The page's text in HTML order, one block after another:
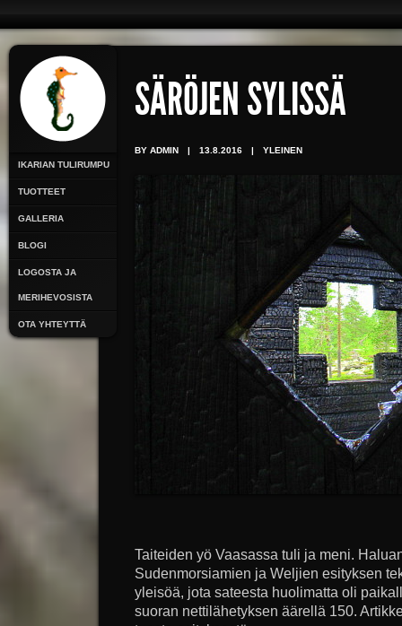
IKARIAN TULIRUMPU
TUOTTEET
GALLERIA
BLOGI
LOGOSTA JA
MERIHEVOSISTA
OTA YHTEYTTÄ
SÄRÖJEN SYLISSÄ
BY ADMIN | 13.8.2016 | YLEINEN
Taiteiden yö Vaasassa tuli ja meni.
Sudenmorsiamien ja Weljien esityksen
yleisöä, jota sateesta huolimatta oli
suoran nettilähetyksen äärellä 150.